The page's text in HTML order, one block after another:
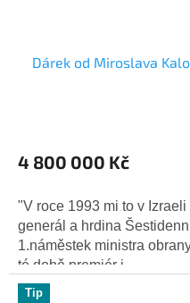
Dárek od Miroslava
4 800 000 Kč
"V roce 1993 mi to v
generál a hrdina
1.náměstek ministra
té době premiér i...
Tip